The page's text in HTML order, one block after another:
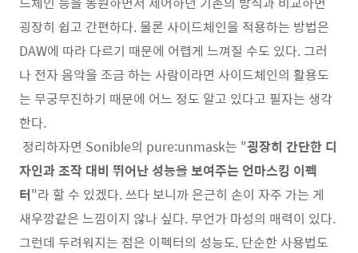
굉장히 쉽고 간편하다. 물론 사이드체인을 적용하는 방법은
DAW에 따라 다르기 때문에 어렵게 느껴질 수도 있다. 그러
나 전자 음악을 조금 하는 사람이라면 사이드체인의 활용도
는 무궁무진하기 때문에 어느 정도 알고 있다고 필자는 생각
한다.
정리하자면 Sonible의 pure:unmask는 "굉장히 간단한 디
자인과 조작 대비 뛰어난 성능을 보여주는 언마스킹 이펙
터"라 할 수 있겠다. 쓰다 보니까 은근히 손이 자주 가는 게
새우깡같은 느낌이지 않나 싶다. 무언가 마성의 매력이 있다.
그런데 두려워지는 점은 이펙터의 성능도, 단순한 사용법도